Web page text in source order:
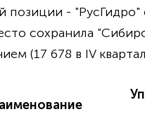
позиции - "РусГидро"
сохранила
(17 678 в IV